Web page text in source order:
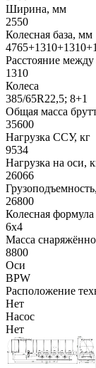
Ширина, мм
2550
Колесная база, мм
Расстояние
1310
Колеса
385/65R22,5; 8+1
Общая масса
35600
Нагрузка ССУ, кг
9534
Нагрузка на оси,
26066
26800
Колесная формула
6x4
Масса
8800
Оси
BPW
Расположение
Нет
Насос
Нет